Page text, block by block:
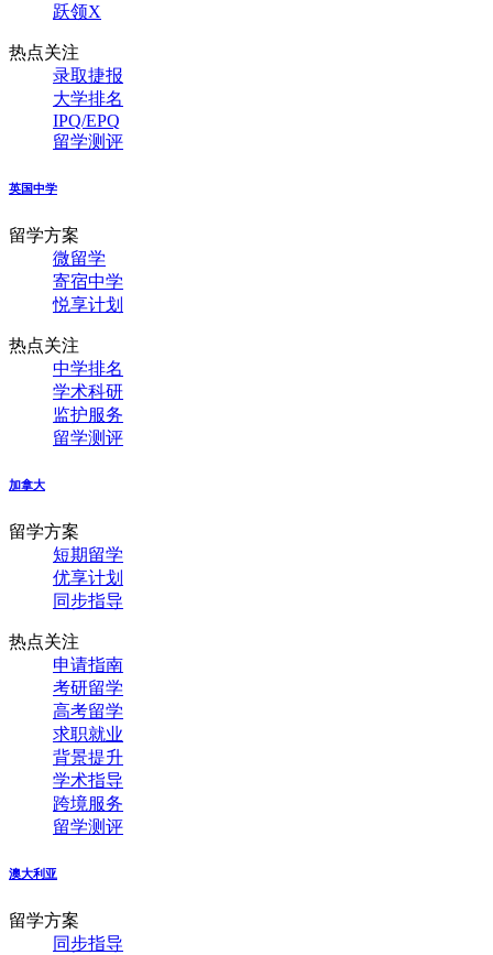
跃领X
热点关注
录取捷报
大学排名
IPQ/EPQ
留学测评
英国中学
留学方案
微留学
寄宿中学
悦享计划
热点关注
中学排名
学术科研
监护服务
留学测评
加拿大
留学方案
短期留学
优享计划
同步指导
热点关注
申请指南
考研留学
高考留学
求职就业
背景提升
学术指导
跨境服务
留学测评
澳大利亚
留学方案
同步指导